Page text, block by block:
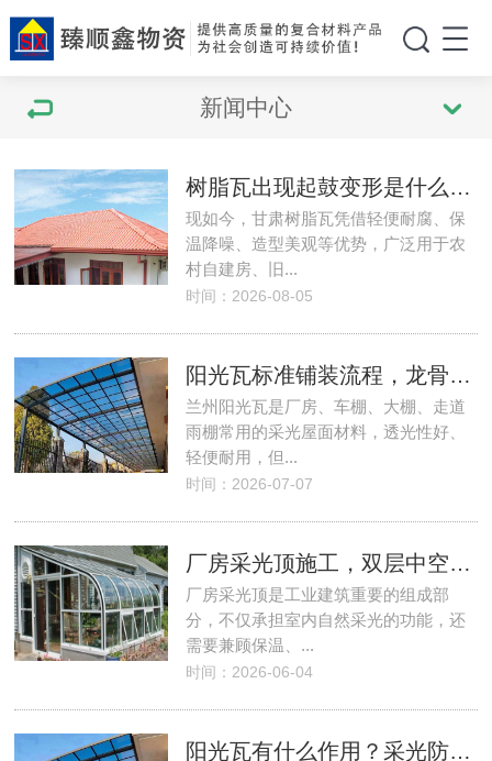
新闻中心
树脂瓦出现起鼓变形是什么原因，如何提前规避？
现如今，甘肃树脂瓦凭借轻便耐腐、保
温降噪、造型美观等优势，广泛用于农
村自建房、旧...
时间：2026-08-05
阳光瓦标准铺装流程，龙骨固定、防水封边完整工序！
兰州阳光瓦是厂房、车棚、大棚、走道
雨棚常用的采光屋面材料，透光性好、
轻便耐用，但...
时间：2026-07-07
厂房采光顶施工，双层中空耐力板性能优势！
厂房采光顶是工业建筑重要的组成部
分，不仅承担室内自然采光的功能，还
需要兼顾保温、...
时间：2026-06-04
阳光瓦有什么作用？采光防雨防腐隔热一应俱全！